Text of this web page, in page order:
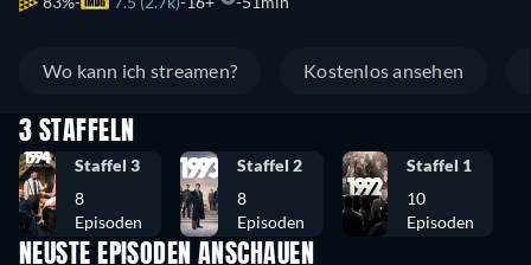
Wo kann ich streamen? Kostenlos ansehen
3 STAFFELN
Staffel 3
8
Episoden
Staffel 2
8
Episoden
Staffel 1
10
Episoden
NEUSTE EPISODEN ANSCHAUEN